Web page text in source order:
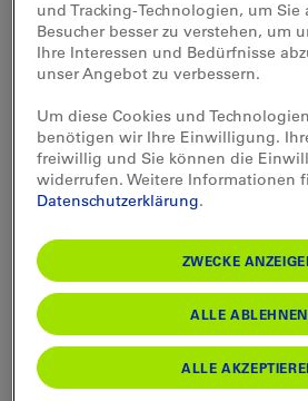
Ad-hoc Medienmitteilung 11.02.2019
Änderung in der
Geschäftsleitung:
Fankhauser geht
Peter Fankhauser, Leiter
der BLS AG, ist als CEO
AG» gewählt worden und
BLS verlassen.
in der BLS-
und Tracking-Technologien, um Sie
Besucher besser zu verstehen, um
Ihre Interessen und Bedürfnisse
unser Angebot zu verbessern.
Um diese Cookies und
benötigen wir Ihre Einwilligung.
freiwillig und Sie können die
widerrufen. Weitere Informationen
Datenschutzerklärung.
ZWECKE
ALLE ABLEHNEN
ALLE